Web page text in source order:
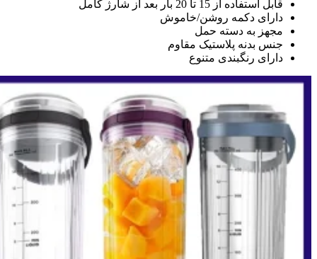
قابل استفاده از 15 تا 20 بار بعد از شارژ کامل
دارای دکمه روشن/خاموش
مجهز به دسته حمل
جنس بدنه پلاستیک مقاوم
دارای رنگبندی متنوع